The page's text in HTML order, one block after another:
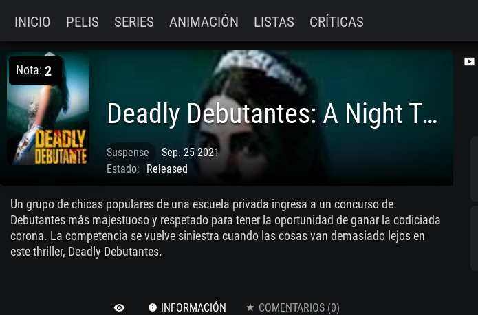
INICIO PELIS SERIES ANIMACIÓN LISTAS CRÍTICAS
Nota:2
Deadly Debutantes: A Night To Die For
Suspense
Sep. 25 2021
Estado:
Released
Un grupo de chicas populares de una escuela privada ingresa a un concurso de
Debutantes más majestuoso y respetado para tener la oportunidad de ganar la codiciada
corona. La competencia se vuelve siniestra cuando las cosas van demasiado lejos en
este thriller, Deadly Debutantes.
remove_red_eye info INFORMACIÓN star COMENTARIOS (0)
smart_display